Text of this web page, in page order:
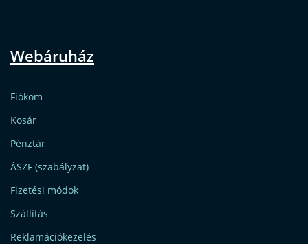
Webáruház
Fiókom
Kosár
Pénztár
ÁSZF (szabályzat)
Fizetési módok
Szállítás
Reklamációkezelés